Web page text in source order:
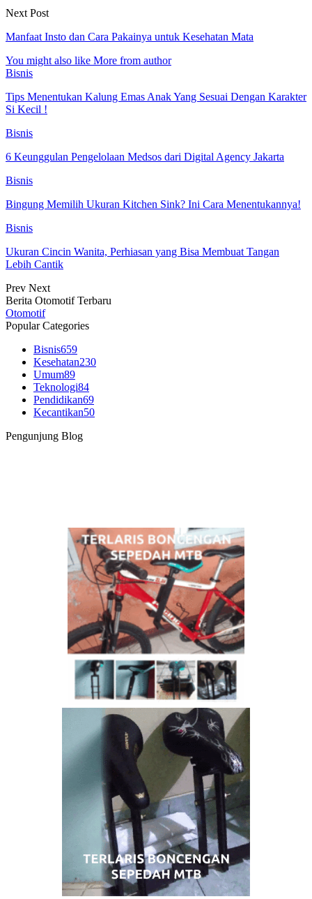
Next Post
Manfaat Insto dan Cara Pakainya untuk Kesehatan Mata
You might also like More from author
Bisnis
Tips Menentukan Kalung Emas Anak Yang Sesuai Dengan Karakter
Si Kecil !
Bisnis
6 Keunggulan Pengelolaan Medsos dari Digital Agency Jakarta
Bisnis
Bingung Memilih Ukuran Kitchen Sink? Ini Cara Menentukannya!
Bisnis
Ukuran Cincin Wanita, Perhiasan yang Bisa Membuat Tangan
Lebih Cantik
Prev Next
Berita Otomotif Terbaru
Otomotif
Popular Categories
Bisnis659
Kesehatan230
Umum89
Teknologi84
Pendidikan69
Kecantikan50
Pengunjung Blog